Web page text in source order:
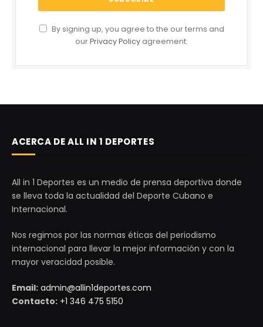
By signing up, you agree to the our terms and
ourPrivacy Policy agreement.
ACERCA DE ALL IN 1 DEPORTES
All in 1 Deportes es un medio de prensa deportiva donde
se lleva toda la actualidad del Deporte Cubano e
Internacional.
Nos regimos por las normas éticas del periodismo
internacional para llevar la mejor información y con la
mayor veracidad posible.
Email: admin@allin1deportes.com
Contacto: +1 346 475 5150